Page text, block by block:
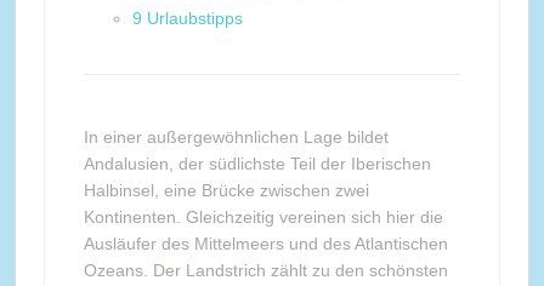
9 Urlaubstipps
In einer außergewöhnlichen Lage bildet
Andalusien, der südlichste Teil der Iberischen
Halbinsel, eine Brücke zwischen zwei
Kontinenten. Gleichzeitig vereinen sich hier die
Ausläufer des Mittelmeers und des Atlantischen
Ozeans. Der Landstrich zählt zu den schönsten